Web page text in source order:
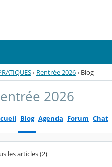
› Rentrée 2026› Blog
2026
Blog Agenda Forum Chat
les articles (2)